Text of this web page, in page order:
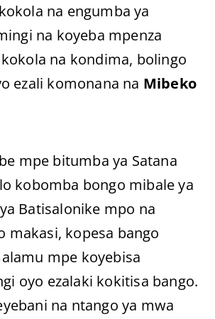
na engumba ya
na koyeba mpenza
na kondima, bolingo
ezali komonana na Mibeko
mpe bitumba ya Satana
kobomba bongo mibale ya
Batisalonike mpo na
makasi, kopesa bango
mpe koyebisa
oyo ezalaki kokitisa bango.
na ntango ya mwa